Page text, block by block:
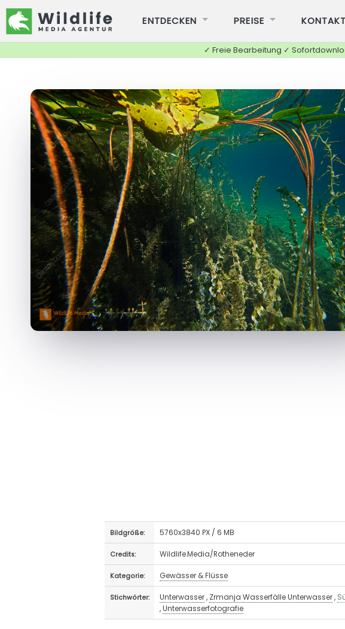
ENTDECKEN PREISE KONTAKT
✓ Freie Bearbeitung ✓
Bildgröße: 5760x3840 PX / 6 MB
Credits: Wildlife.Media/Rotheneder
Kategorie: Gewässer & Flüsse
Stichwörter: Unterwasser, Zrmanja Wasserfälle Unterwasser,
,Unterwasserfotografie